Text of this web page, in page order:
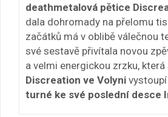
deathmetalová pětice
dala dohromady na přelomu
začátků má v oblibě válečnou
své sestavě přivítala novou
a velmi energickou zrzku, která
Discreation ve Volyni
turné ke své poslední desce